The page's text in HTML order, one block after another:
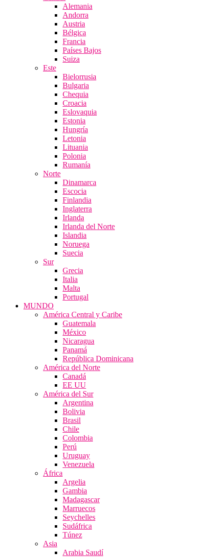
Alemania
Andorra
Austria
Bélgica
Francia
Países Bajos
Suiza
Este
Bielorrusia
Bulgaria
Chequia
Croacia
Eslovaquia
Estonia
Hungría
Letonia
Lituania
Polonia
Rumanía
Norte
Dinamarca
Escocia
Finlandia
Inglaterra
Irlanda
Irlanda del Norte
Islandia
Noruega
Suecia
Sur
Grecia
Italia
Malta
Portugal
MUNDO
América Central y Caribe
Guatemala
México
Nicaragua
Panamá
República Dominicana
América del Norte
Canadá
EE UU
América del Sur
Argentina
Bolivia
Brasil
Chile
Colombia
Perú
Uruguay
Venezuela
África
Argelia
Gambia
Madagascar
Marruecos
Seychelles
Sudáfrica
Túnez
Asia
Arabia Saudí